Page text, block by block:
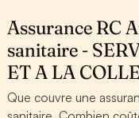
Assurance RC
sanitaire -
ET A LA
Que couvre une